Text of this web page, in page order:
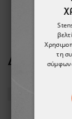
ΔΕΊΤΕ
τη